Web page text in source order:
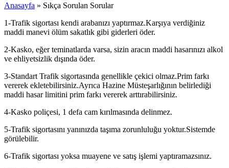
Anasayfa » Sıkça Sorulan Sorular
1-Trafik sigortası kendi arabanızı yaptırmaz.Karşıya verdiğiniz
maddi manevi ölüm sakatlık gibi giderleri öder.
2-Kasko, eğer teminatlarda varsa, sizin aracın maddi hasarınızı alkol
ve ehliyetsizlik dışında öder.
3-Standart Trafik sigortasında genellikle çekici olmaz.Prim farkı
vererek ekletebilirsiniz.Ayrıca Hazine Müsteşarlığının belirlediği
maddi hasar limitini prim farkı vererek arttırabilirsiniz.
4-Kasko poliçesi, 1 defa cam kırılmasında delinmez.
5-Trafik sigortasını yanınızda taşıma zorunluluğu yoktur.Sistemde
görülebilir.
6-Trafik sigortası yoksa muayene ve satış işlemi yaptıramazsınız.